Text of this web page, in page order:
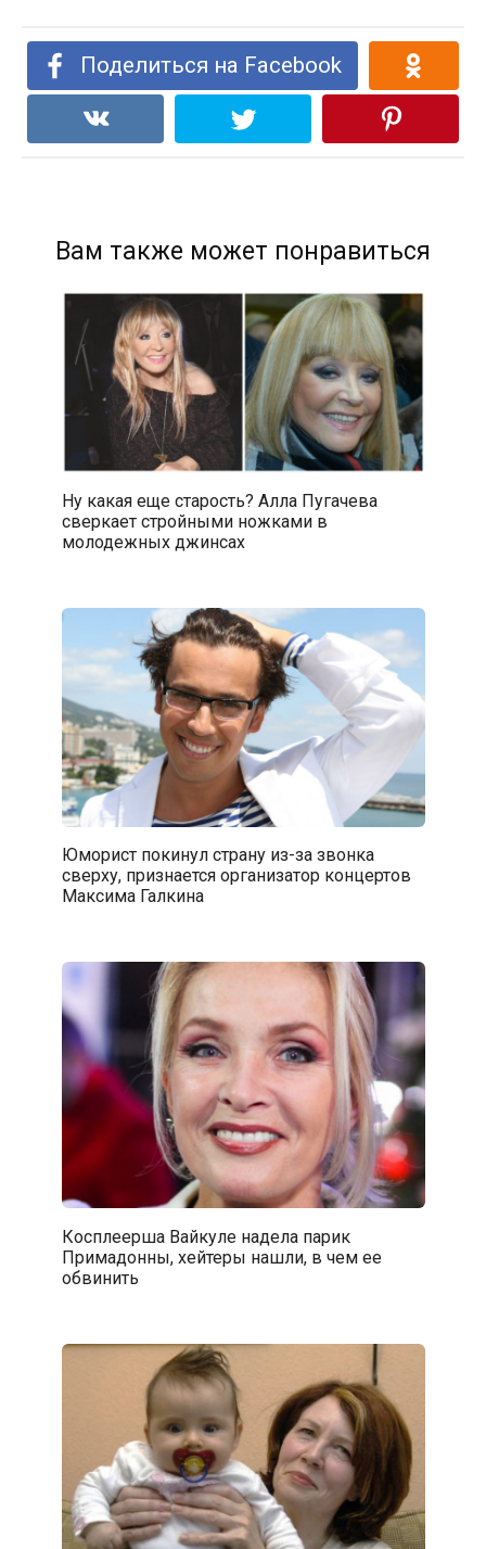
Поделиться на Facebook
Вам также может понравиться
Ну какая еще старость? Алла Пугачева
сверкает стройными ножками в
молодежных джинсах
Юморист покинул страну из-за звонка
сверху, признается организатор концертов
Максима Галкина
Косплеерша Вайкуле надела парик
Примадонны, хейтеры нашли, в чем ее
обвинить